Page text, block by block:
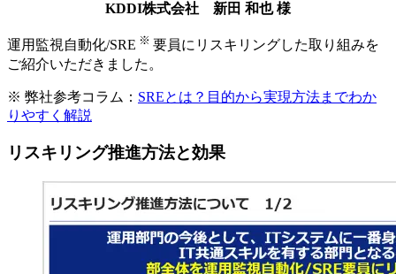
KDDI株式会社 新田 和也 様
運用監視自動化/SRE ※ 要員にリスキリングした取り組みを
ご紹介いただきました。
※ 弊社参考コラム： SREとは？目的から実現方法までわか
りやすく解説
リスキリング推進方法と効果